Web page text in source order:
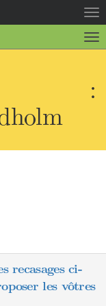
la
la
:
recasages ci-
les vôtres